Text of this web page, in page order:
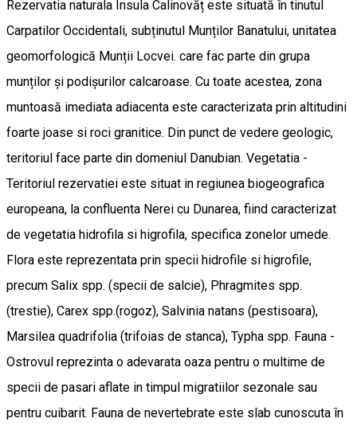
Rezervatia naturala Insula Calinovăț este situată în tinutul
Carpatilor Occidentali, subținutul Munților Banatului, unitatea
geomorfologică Munții Locvei. care fac parte din grupa
munților și podișurilor calcaroase. Cu toate acestea, zona
muntoasă imediata adiacenta este caracterizata prin altitudini
foarte joase si roci granitice. Din punct de vedere geologic,
teritoriul face parte din domeniul Danubian. Vegetatia -
Teritoriul rezervatiei este situat in regiunea biogeografica
europeana, la confluenta Nerei cu Dunarea, fiind caracterizat
de vegetatia hidrofila si higrofila, specifica zonelor umede.
Flora este reprezentata prin specii hidrofile si higrofile,
precum Salix spp. (specii de salcie), Phragmites spp.
(trestie), Carex spp.(rogoz), Salvinia natans (pestisoara),
Marsilea quadrifolia (trifoias de stanca), Typha spp. Fauna -
Ostrovul reprezinta o adevarata oaza pentru o multime de
specii de pasari aflate in timpul migratiilor sezonale sau
pentru cuibarit. Fauna de nevertebrate este slab cunoscuta în